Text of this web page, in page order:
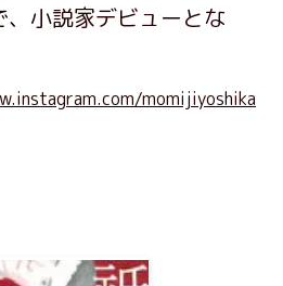
小説家デビューとな
momijiyoshika